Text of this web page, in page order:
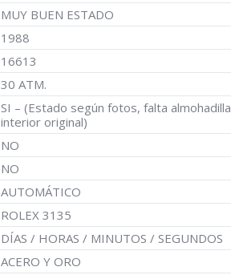
MUY BUEN ESTADO
1988
16613
30 ATM.
SI – (Estado según fotos, falta almohadilla
interior original)
NO
NO
AUTOMÁTICO
ROLEX 3135
DÍAS / HORAS / MINUTOS / SEGUNDOS
ACERO Y ORO